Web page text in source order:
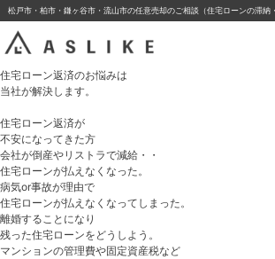
住宅ローン返済のお悩みは
当社が解決します。
住宅ローン返済が
不安になってきた方
会社が倒産やリストラで減給・・
住宅ローンが払えなくなった。
病気or事故が理由で
住宅ローンが払えなくなってしまった。
離婚することになり
残った住宅ローンをどうしよう。
マンションの管理費や固定資産税など